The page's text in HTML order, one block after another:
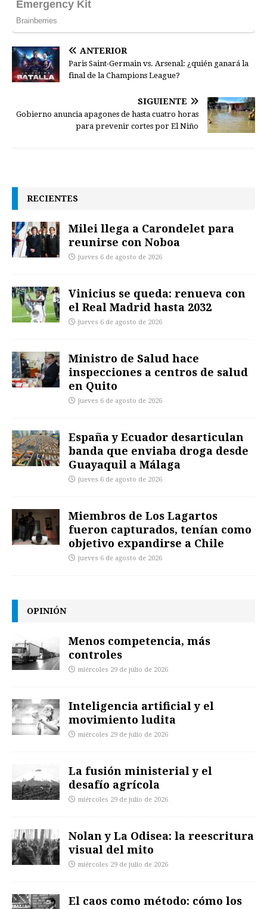
ANTERIOR
Paris Saint-Germain vs. Arsenal: ¿quién ganará la
final de la Champions League?
SIGUIENTE
Gobierno anuncia apagones de hasta cuatro horas
para prevenir cortes por El Niño
RECIENTES
Milei llega a Carondelet para
reunirse con Noboa
jueves 6 de agosto de 2026
Vinicius se queda: renueva con
el Real Madrid hasta 2032
jueves 6 de agosto de 2026
Ministro de Salud hace
inspecciones a centros de salud
en Quito
jueves 6 de agosto de 2026
España y Ecuador desarticulan
banda que enviaba droga desde
Guayaquil a Málaga
jueves 6 de agosto de 2026
Miembros de Los Lagartos
fueron capturados, tenían como
objetivo expandirse a Chile
jueves 6 de agosto de 2026
OPINIÓN
Menos competencia, más
controles
miércoles 29 de julio de 2026
Inteligencia artificial y el
movimiento ludita
miércoles 29 de julio de 2026
La fusión ministerial y el
desafío agrícola
miércoles 29 de julio de 2026
Nolan y La Odisea: la reescritura
visual del mito
miércoles 29 de julio de 2026
El caos como método: cómo los